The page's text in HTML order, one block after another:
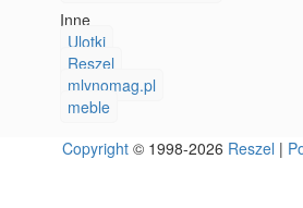
Inne
Ulotki
Reszel
mlynomag.pl
meble
Copyright© 1998-2026 Reszel |